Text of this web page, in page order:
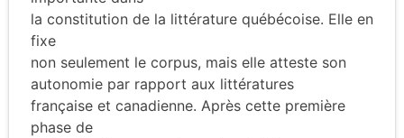
la constitution de la littérature québécoise. Elle en
fixe
non seulement le corpus, mais elle atteste son
autonomie par rapport aux littératures
française et canadienne. Après cette première
phase de